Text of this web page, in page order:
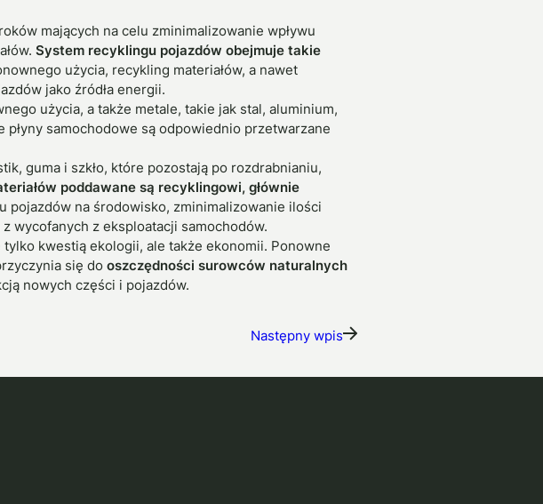
mających na celu zminimalizowanie wpływu
System recyklingu pojazdów obejmuje takie
użycia, recykling materiałów, a nawet
jako źródła energii.
użycia, a także metale, takie jak stal, aluminium,
samochodowe są odpowiednio przetwarzane
guma i szkło, które pozostają po rozdrabnianiu,
poddawane są recyklingowi, głównie
pojazdów na środowisko, zminimalizowanie ilości
wycofanych z eksploatacji samochodów.
kwestią ekologii, ale także ekonomii. Ponowne
się do oszczędności surowców naturalnych
nowych części i pojazdów.
Następny wpis